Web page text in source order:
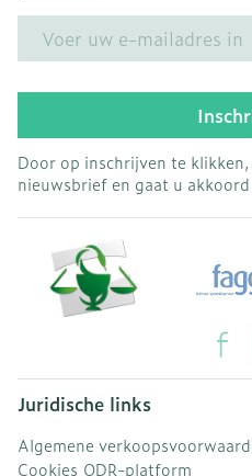
Door op inschrijven te
nieuwsbrief en gaat u
Juridische links
Algemene
Cookies ODR-platform